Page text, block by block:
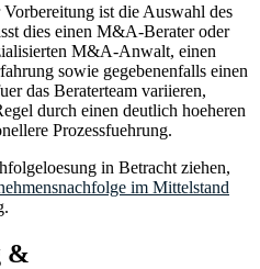
ist die Auswahl des
dies einen M&A-Berater oder
M&A-Anwalt, einen
sowie gegebenenfalls einen
das Beraterteam variieren,
durch einen deutlich hoeheren
Prozessfuehrung.
in Betracht ziehen,
im Mittelstand
&